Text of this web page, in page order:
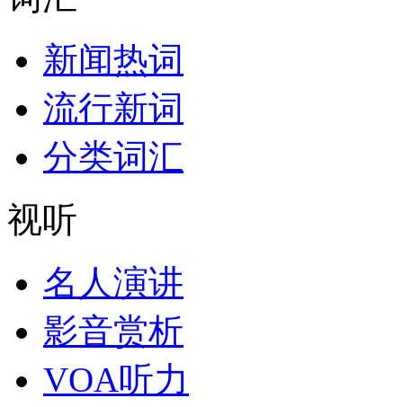
新闻热词
流行新词
分类词汇
视听
名人演讲
影音赏析
VOA听力